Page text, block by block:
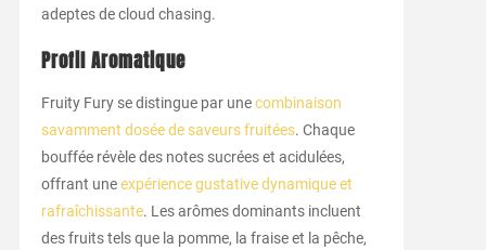
adeptes de cloud chasing.
Profil Aromatique
Fruity Fury se distingue par unecombinaison
savamment dosée de saveurs fruitées. Chaque
bouffée révèle des notes sucrées et acidulées,
offrant uneexpérience gustative dynamique et
rafraîchissante. Les arômes dominants incluent
des fruits tels que la pomme, la fraise et la pêche,